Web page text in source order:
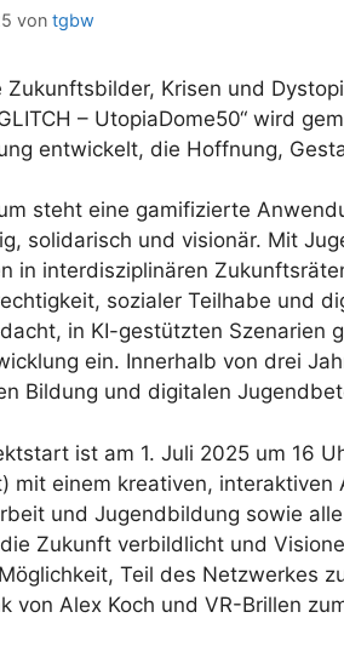
von tgbw
Zukunftsbilder, Krisen und
– UtopiaDome50“ wird
entwickelt, die Hoffnung,
steht eine gamifizierte
solidarisch und visionär. Mit
in interdisziplinären
sozialer Teilhabe und
in KI-gestützten Szenarien
ein. Innerhalb von drei
Bildung und digitalen
ist am 1. Juli 2025 um 16
mit einem kreativen,
und Jugendbildung sowie
Zukunft verbildlicht und
Teil des Netzwerkes
von Alex Koch und VR-Brillen